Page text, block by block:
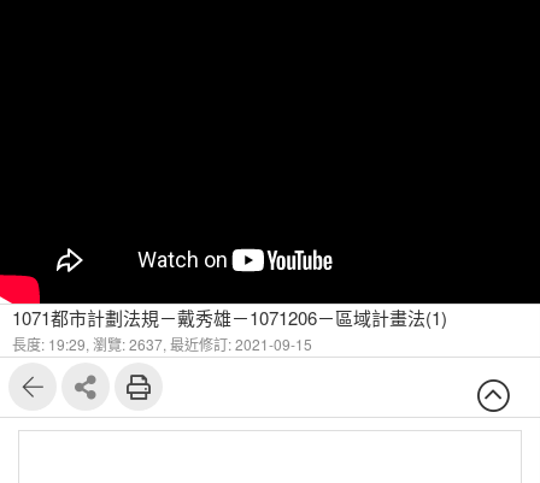
1071都市計劃法規－戴秀雄－1071206－區域計畫法(1)
長度: 19:29, 瀏覽: 2637, 最近修訂: 2021-09-15